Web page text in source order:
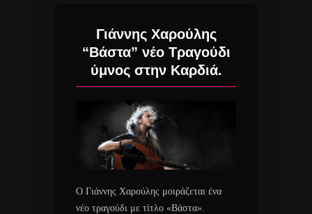
Γιάννης Χαρούλης
“Βάστα” νέο Τραγούδι
ύμνος στην Καρδιά.
Ο Γιάννης Χαρούλης μοιράζεται ένα
νέο τραγούδι με τίτλο «Βάστα».